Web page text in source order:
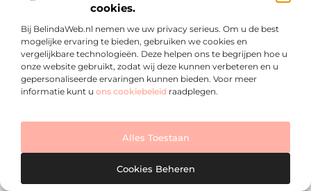
cookies.
Bij BelindaWeb.nl nemen we uw privacy serieus. Om u de best
mogelijke ervaring te bieden, gebruiken we cookies en
vergelijkbare technologieën. Deze helpen ons te begrijpen hoe u
onze website gebruikt, zodat wij deze kunnen verbeteren en u
gepersonaliseerde ervaringen kunnen bieden. Voor meer
informatie kunt u ons cookiebeleid raadplegen.
Alles Toestaan
Cookies Beheren
WINKELEN
buitenruimte